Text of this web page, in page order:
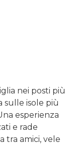
nei posti più
sulle isole più
esperienza
e rade
tra amici, vele